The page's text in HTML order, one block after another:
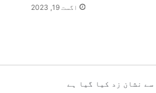
اگست 19, 2023
سے نشان زد کیا گیا ہے